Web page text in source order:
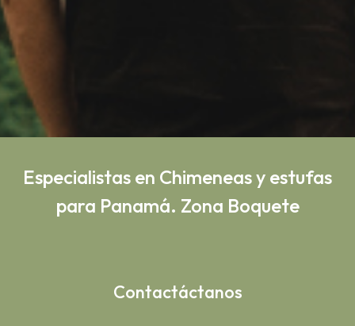
Especialistas en Chimeneas y estufas
para Panamá. Zona Boquete
Contactáctanos